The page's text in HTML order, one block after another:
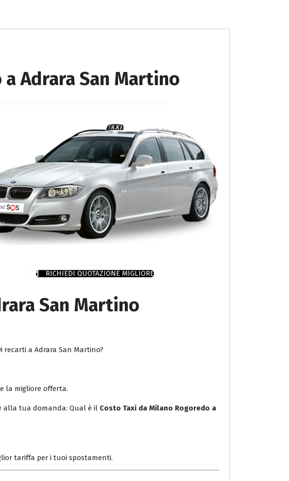
Adrara San Martino
RICHIEDI QUOTAZIONE MIGLIORE
San Martino
recarti a Adrara San Martino?
la migliore offerta.
alla tua domanda: Qual è il Costo Taxi da Milano Rogoredo a
tariffa per i tuoi spostamenti.